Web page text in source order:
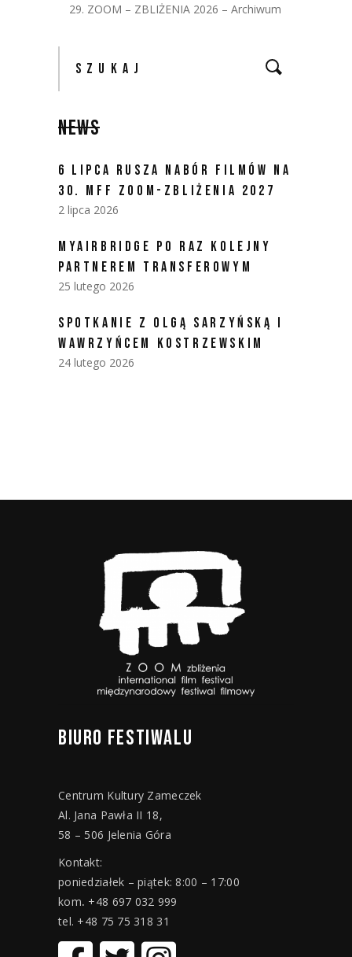
29. ZOOM – ZBLIŻENIA 2026 – Archiwum
NEWS
6 LIPCA RUSZA NABÓR FILMÓW NA
30. MFF ZOOM-ZBLIŻENIA 2027
2 lipca 2026
MYAIRBRIDGE PO RAZ KOLEJNY
PARTNEREM TRANSFEROWYM
25 lutego 2026
SPOTKANIE Z OLGĄ SARZYŃSKĄ I
WAWRZYŃCEM KOSTRZEWSKIM
24 lutego 2026
BIURO FESTIWALU
Centrum Kultury Zameczek
Al. Jana Pawła II 18,
58 – 506 Jelenia Góra
Kontakt:
poniedziałek – piątek: 8:00 – 17:00
kom. +48 697 032 999
tel. +48 75 75 318 31